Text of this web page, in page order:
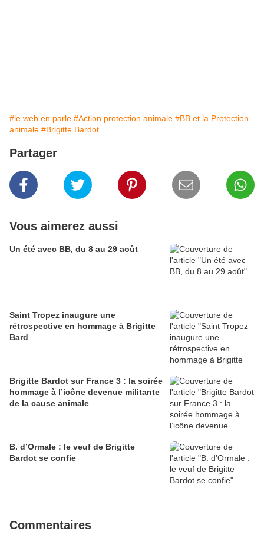
#le web en parle #Action protection animale #BB et la Protection
animale #Brigitte Bardot
Partager
Vous aimerez aussi
Un été avec BB, du 8 au 29 août
Saint Tropez inaugure une
rétrospective en hommage à Brigitte
Bard
Brigitte Bardot sur France 3 : la soirée
hommage à l’icône devenue militante
de la cause animale
B. d’Ormale : le veuf de Brigitte
Bardot se confie
Commentaires